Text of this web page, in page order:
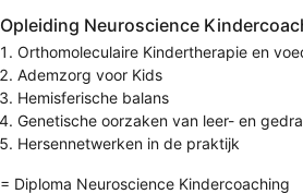
Opleiding Neuroscience
Orthomoleculaire Kindertherapie en
Ademzorg voor Kids
Hemisferische balans
Genetische oorzaken van leer- en
Hersennetwerken in de praktijk
= Diploma Neuroscience Kindercoaching